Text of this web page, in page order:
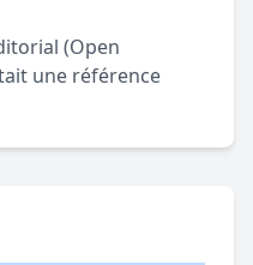
(Open
une référence